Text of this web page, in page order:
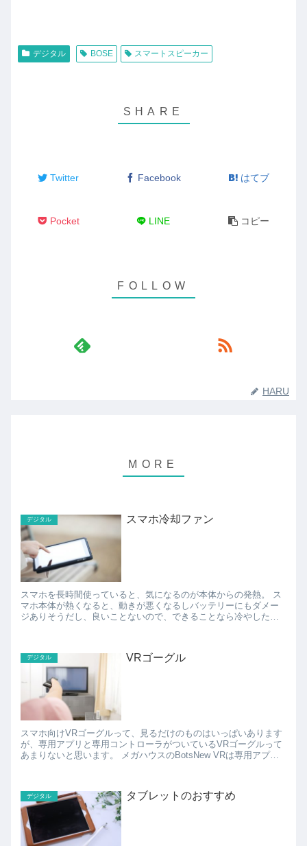
デジタル BOSE スマートスピーカー
Twitter Facebook はてブ
Pocket LINE コピー
HARU
デジタル スマホ冷却ファン
スマホを長時間使っていると、気になるのが本体からの発熱。 ス
マホ本体が熱くなると、動きが悪くなるしバッテリーにもダメー
ジありそうだし、良いことないので、できることなら冷やした
デジタル VRゴーグル
スマホ向けVRゴーグルって、見るだけのものはいっぱいあります
が、専用アプリと専用コントローラがついているVRゴーグルって
あまりないと思います。 メガハウスのBotsNew VRは専用アプリ
デジタル タブレットのおすすめ